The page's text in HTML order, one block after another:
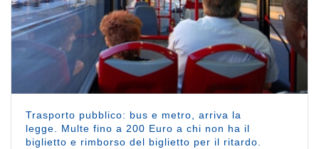
Trasporto pubblico: bus e metro, arriva la
legge. Multe fino a 200 Euro a chi non ha il
biglietto e rimborso del biglietto per il ritardo.